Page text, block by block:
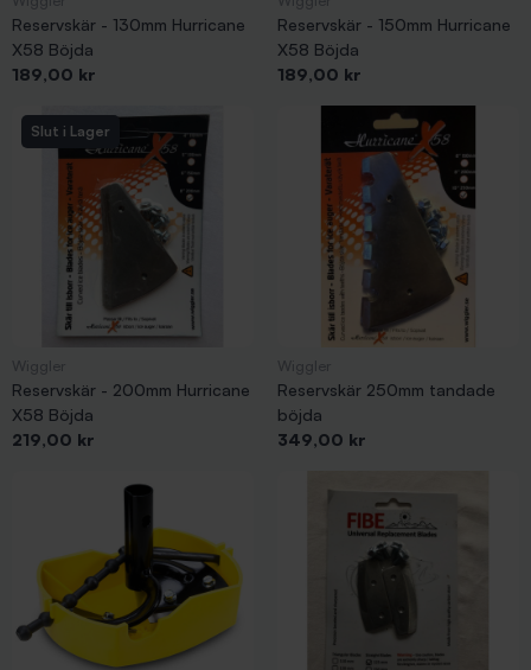
Reservskär - 130mm Hurricane
X58 Böjda
Pris
189,00 kr
Reservskär - 150mm Hurricane
X58 Böjda
Pris
189,00 kr
Slut i Lager
Reservskär - 200mm Hurricane
X58 Böjda
Pris
219,00 kr
Reservskär 250mm tandade
böjda
Pris
349,00 kr